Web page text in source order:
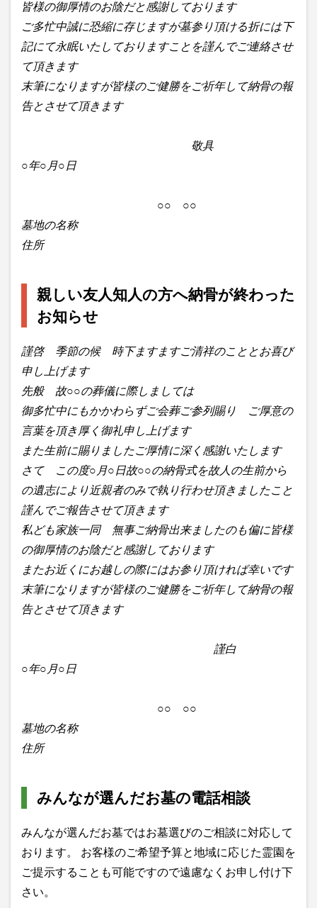
皆様の御厚情のお陰だと感謝しております
ご多忙中誠に恐縮に存じますが墓参り頂ける折には下
記にて永眠いたしておりますことを謹んでご連絡させ
て頂きます
末筆になりますが皆様のご健勝をご祈年して納骨の報
告とさせて頂きます
敬具
○年○月○日
○○ ○○
墓地の名称
住所
親しい友人知人の方へ納骨が終わった
お知らせ
謹啓 季節の候 時下ますますご清祥のこととお喜び
申し上げます
先般 故○○の葬儀に際しましては
御多忙中にもかかわらずご会葬ご参列賜り ご厚意の
言葉を頂き厚く御礼申し上げます
また生前に賜りましたご厚情に深く感謝いたします
さて この度○月○日故○○の納骨式を故人の生前から
の遺志により近親者のみで執り行わせ頂きましたこと
謹んでご報告させて頂きます
私ども家族一同 無事ご納骨出来ましたのも偏に皆様
の御厚情のお陰だと感謝しております
またお近くにお越しの際にはお参り頂ければ幸いです
末筆になりますが皆様のご健勝をご祈年して納骨の報
告とさせて頂きます
謹白
○年○月○日
○○ ○○
墓地の名称
住所
みんなが選んだお墓の電話相談
みんなが選んだお墓ではお墓選びのご相談に対応して
おります。 お客様のご希望予算と地域に応じた霊園を
ご提示することも可能ですので遠慮なくお申し付け下
さい。